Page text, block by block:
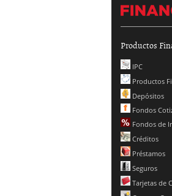
Productos
IPC
Productos
Depósitos
Fondos
Fondos de
Créditos
Préstamos
Seguros
Tarjetas de